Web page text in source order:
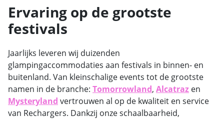
Ervaring op de grootste
festivals
Jaarlijks leveren wij duizenden
glampingaccommodaties aan festivals in binnen- en
buitenland. Van kleinschalige events tot de grootste
namen in de branche: Tomorrowland, Alcatraz en
Mysteryland vertrouwen al op de kwaliteit en service
van Rechargers. Dankzij onze schaalbaarheid,